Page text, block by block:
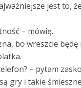
jest to,
– mówię.
bo wreszcie
– pytam
gry i takie